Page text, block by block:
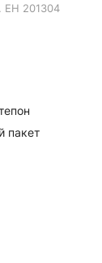
EH 201304
пакет